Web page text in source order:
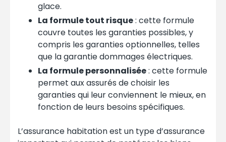
glace.
La formule tout risque: cette formule
couvre toutes les garanties possibles, y
compris les garanties optionnelles, telles
que la garantie dommages électriques.
La formule personnalisée: cette formule
permet aux assurés de choisir les
garanties qui leur conviennent le mieux, en
fonction de leurs besoins spécifiques.
L’assurance habitation est un type d’assurance